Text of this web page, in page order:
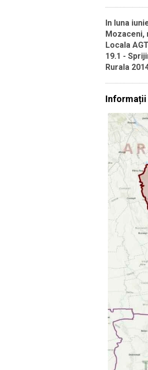
In luna
Mozaceni,
Locala
19.1 -
Rurala
Informații